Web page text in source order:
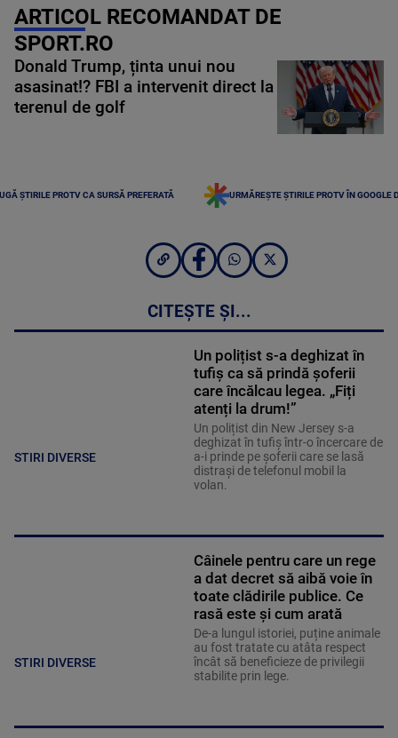
ARTICOL RECOMANDAT DE
SPORT.RO
Donald Trump, ținta unui nou
asasinat!? FBI a intervenit direct la
terenul de golf
ȘTIRILE PROTV CA SURSĂ PREFERATĂ URMĂREȘTE ȘTIRILE PROTV ÎN GOOGLE
CITEȘTE ȘI...
STIRI DIVERSE
Un polițist s-a deghizat în
tufiș ca să prindă șoferii
care încălcau legea. „Fiți
atenți la drum!”
Un polițist din New Jersey s-a
deghizat în tufiș într-o încercare de
a-i prinde pe șoferii care se lasă
distrași de telefonul mobil la
volan.
STIRI DIVERSE
Câinele pentru care un rege
a dat decret să aibă voie în
toate clădirile publice. Ce
rasă este și cum arată
De-a lungul istoriei, puține animale
au fost tratate cu atâta respect
încât să beneficieze de privilegii
stabilite prin lege.